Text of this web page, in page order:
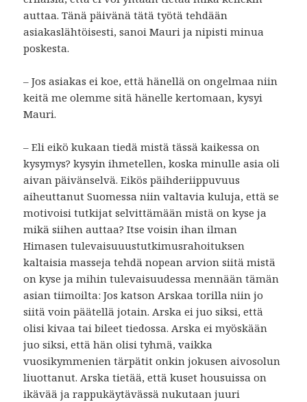
auttaa. Tänä päivänä tätä työtä tehdään
asiakaslähtöisesti, sanoi Mauri ja nipisti minua
poskesta.
– Jos asiakas ei koe, että hänellä on ongelmaa niin
keitä me olemme sitä hänelle kertomaan, kysyi
Mauri.
– Eli eikö kukaan tiedä mistä tässä kaikessa on
kysymys? kysyin ihmetellen, koska minulle asia oli
aivan päivänselvä. Eikös päihderiippuvuus
aiheuttanut Suomessa niin valtavia kuluja, että se
motivoisi tutkijat selvittämään mistä on kyse ja
mikä siihen auttaa? Itse voisin ihan ilman
Himasen tulevaisuuustutkimusrahoituksen
kaltaisia masseja tehdä nopean arvion siitä mistä
on kyse ja mihin tulevaisuudessa mennään tämän
asian tiimoilta: Jos katson Arskaa torilla niin jo
siitä voin päätellä jotain. Arska ei juo siksi, että
olisi kivaa tai bileet tiedossa. Arska ei myöskään
juo siksi, että hän olisi tyhmä, vaikka
vuosikymmenien tärpätit onkin jokusen aivosolun
liuottanut. Arska tietää, että kuset housuissa on
ikävää ja rappukäytävässä nukutaan juuri